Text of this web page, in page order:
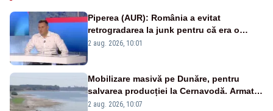
Piperea (AUR): România a evitat
retrogradarea la junk pentru că era o
catastrofă pentru bănci și fondurile de
2 aug. 2026, 10:01
Mobilizare masivă pe Dunăre, pentru
salvarea producției la Cernavodă. Armata
va detona o stâncă și va devia apa
2 aug. 2026, 10:07